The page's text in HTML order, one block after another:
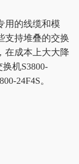
用的线缆和模
支持堆叠的交换
在成本上大大降
机S3800-
24F4S。